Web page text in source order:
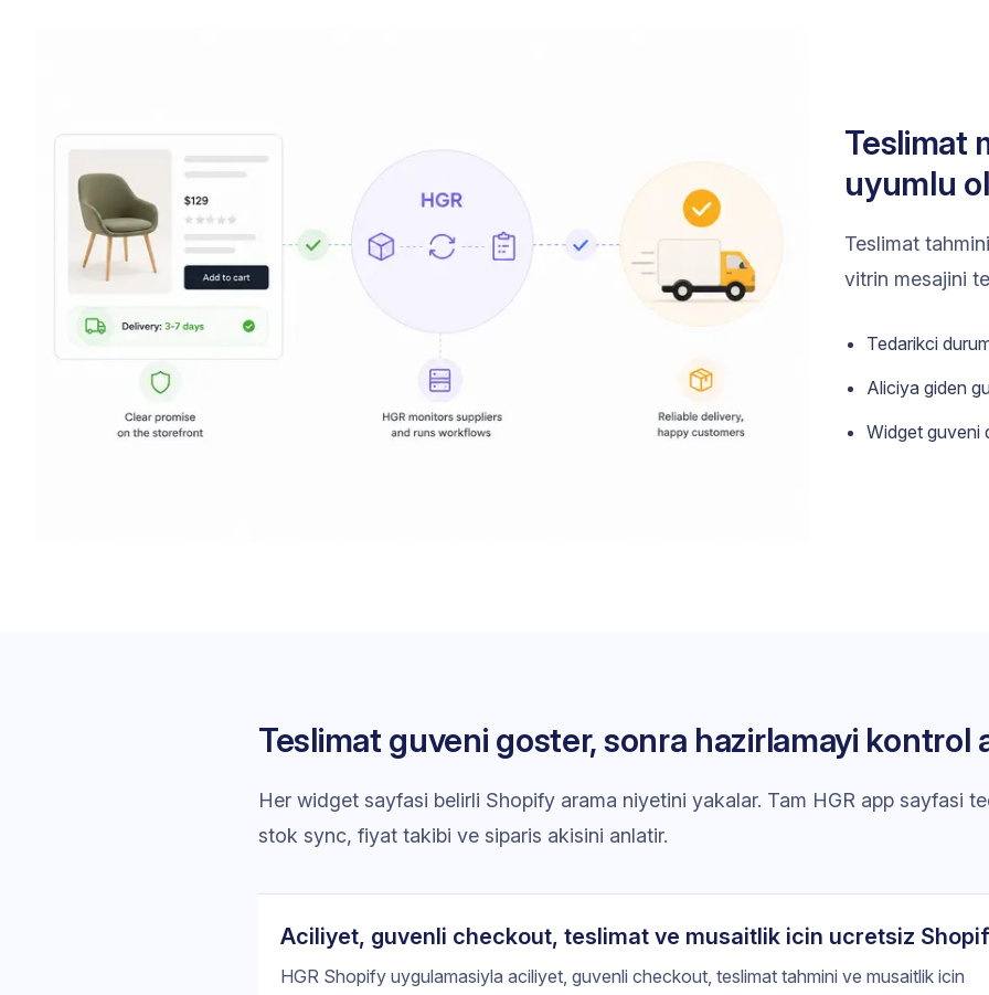
Teslimat
uyumlu
Teslimat
vitrin mesajini
Tedarikci
Aliciya giden
Widget guveni
Teslimat guveni goster, sonra hazirlamayi kontrol
Her widget sayfasi belirli Shopify arama niyetini yakalar. Tam HGR app sayfasi
stok sync, fiyat takibi ve siparis akisini anlatir.
Aciliyet, guvenli checkout, teslimat ve musaitlik icin ucretsiz
HGR Shopify uygulamasiyla aciliyet, guvenli checkout, teslimat tahmini ve musaitlik icin